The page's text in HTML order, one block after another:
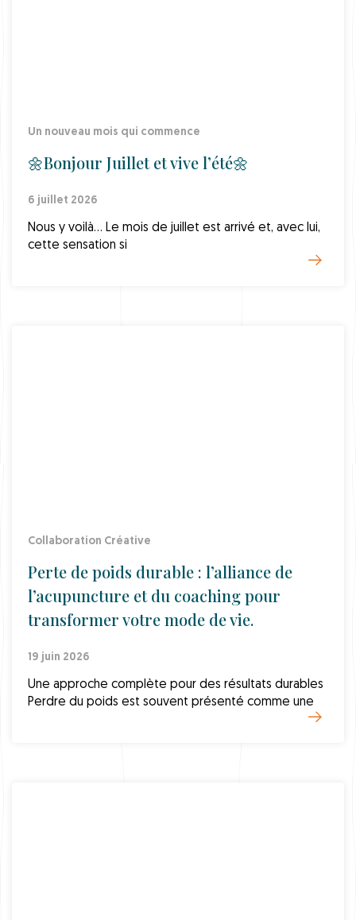
Un nouveau mois qui commence
🌼Bonjour Juillet et vive l’été🌼
6 juillet 2026
Nous y voilà… Le mois de juillet est arrivé et, avec lui,
cette sensation si
Collaboration Créative
Perte de poids durable : l’alliance de
l’acupuncture et du coaching pour
transformer votre mode de vie.
19 juin 2026
Une approche complète pour des résultats durables
Perdre du poids est souvent présenté comme une